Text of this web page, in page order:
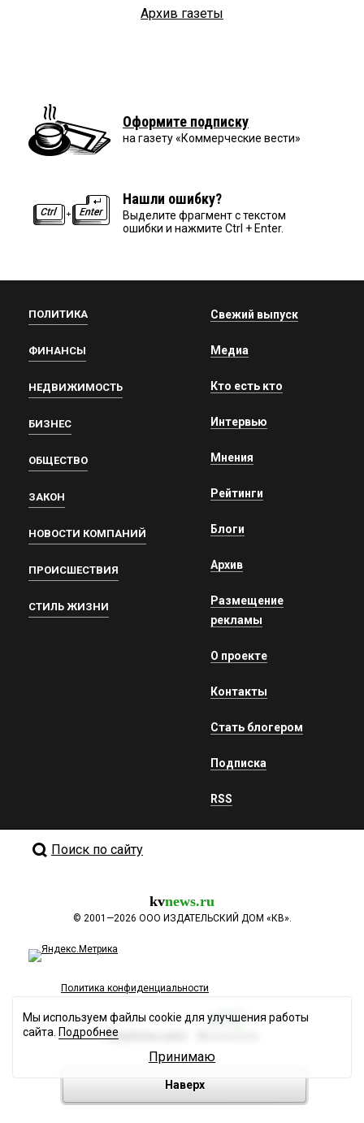
Архив газеты
Оформите подписку
на газету «Коммерческие вести»
Нашли ошибку?
Выделите фрагмент с текстом
ошибки и нажмите Ctrl + Enter.
ПОЛИТИКА
ФИНАНСЫ
НЕДВИЖИМОСТЬ
БИЗНЕС
ОБЩЕСТВО
ЗАКОН
НОВОСТИ КОМПАНИЙ
ПРОИСШЕСТВИЯ
СТИЛЬ ЖИЗНИ
Свежий выпуск
Медиа
Кто есть кто
Интервью
Мнения
Рейтинги
Блоги
Архив
Размещение
рекламы
О проекте
Контакты
Стать блогером
Подписка
RSS
Поиск по сайту
kvnews.ru
© 2001—2026 ООО ИЗДАТЕЛЬСКИЙ ДОМ «КВ».
Политика конфиденциальности
Разработка сайта
Наверх
Мы используем файлы cookie для улучшения работы
сайта. Подробнее
Принимаю